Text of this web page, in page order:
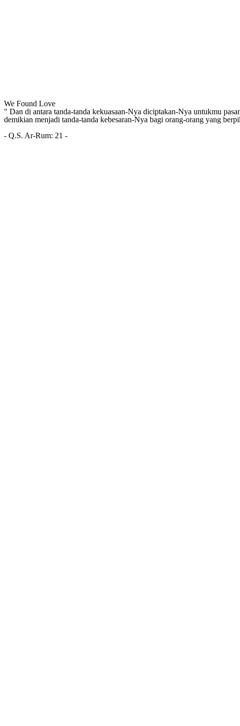
We Found Love
" Dan di antara tanda-tanda kekuasaan-Nya diciptakan-Nya untukmu
demikian menjadi tanda-tanda kebesaran-Nya bagi orang-orang yang
- Q.S. Ar-Rum: 21 -